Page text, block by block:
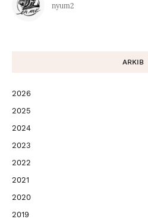
nyum2
ARKIB
2026
2025
2024
2023
2022
2021
2020
2019